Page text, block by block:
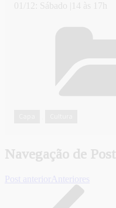
01/12: Sábado |14 às 17h
Navegação de Post
Post anterior Anteriores